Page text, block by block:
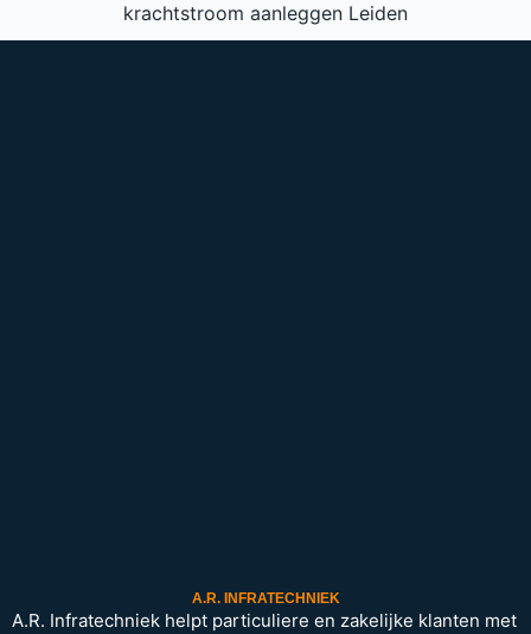
krachtstroom aanleggen Leiden
A.R. INFRATECHNIEK
A.R. Infratechniek helpt particuliere en zakelijke klanten met